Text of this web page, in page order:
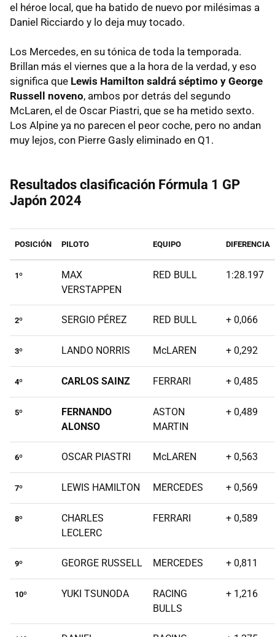
el héroe local, que ha batido de nuevo por milésimas a
Daniel Ricciardo y lo deja muy tocado.
Los Mercedes, en su tónica de toda la temporada.
Brillan más el viernes que a la hora de la verdad, y eso
significa que Lewis Hamilton saldrá séptimo y George
Russell noveno, ambos por detrás del segundo
McLaren, el de Oscar Piastri, que se ha metido sexto.
Los Alpine ya no parecen el peor coche, pero no andan
muy lejos, con Pierre Gasly eliminado en Q1.
Resultados clasificación Fórmula 1 GP
Japón 2024
POSICIÓN PILOTO EQUIPO DIFERENCIA
1º
MAX
VERSTAPPEN
RED BULL 1:28.197
2º SERGIO PÉREZ RED BULL + 0,066
3º LANDO NORRIS McLAREN + 0,292
4º CARLOS SAINZ FERRARI + 0,485
5º
FERNANDO
ALONSO
ASTON
MARTIN
+ 0,489
6º OSCAR PIASTRI McLAREN + 0,563
7º LEWIS HAMILTON MERCEDES + 0,569
8º
CHARLES
LECLERC
FERRARI + 0,589
9º GEORGE RUSSELL MERCEDES + 0,811
10º YUKI TSUNODA
RACING
BULLS
+ 1,216